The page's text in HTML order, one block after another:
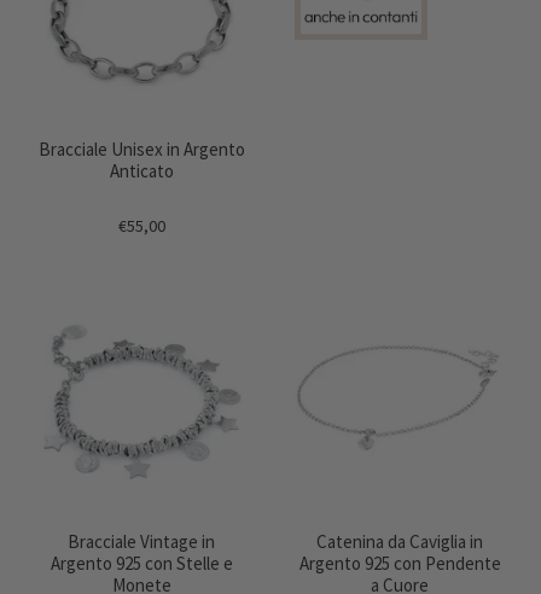
Bracciale Unisex in Argento
Anticato
€55,00
Bracciale Vintage in
Argento 925 con Stelle e
Monete
Catenina da Caviglia in
Argento 925 con Pendente
a Cuore